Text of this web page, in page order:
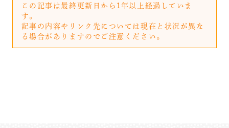
この記事は最終更新日から1年以上経過していま
す。
記事の内容やリンク先については現在と状況が異な
る場合がありますのでご注意ください。